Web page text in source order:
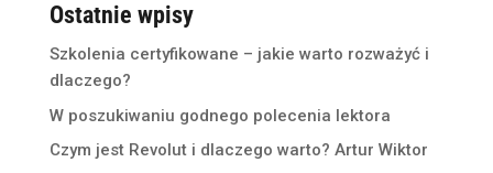
Ostatnie wpisy
Szkolenia certyfikowane – jakie warto rozważyć i
dlaczego?
W poszukiwaniu godnego polecenia lektora
Czym jest Revolut i dlaczego warto? Artur Wiktor